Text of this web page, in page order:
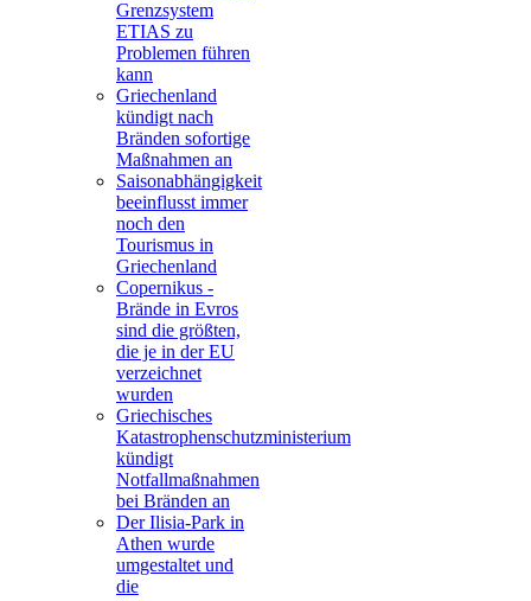
Grenzsystem
ETIAS zu
Problemen führen
kann
Griechenland
kündigt nach
Bränden sofortige
Maßnahmen an
Saisonabhängigkeit
beeinflusst immer
noch den
Tourismus in
Griechenland
Copernikus -
Brände in Evros
sind die größten,
die je in der EU
verzeichnet
wurden
Griechisches
Katastrophenschutzministerium
kündigt
Notfallmaßnahmen
bei Bränden an
Der Ilisia-Park in
Athen wurde
umgestaltet und
die